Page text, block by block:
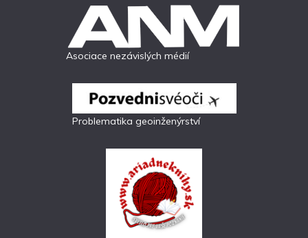
Asociace nezávislých médií
Problematika geoinženýrství